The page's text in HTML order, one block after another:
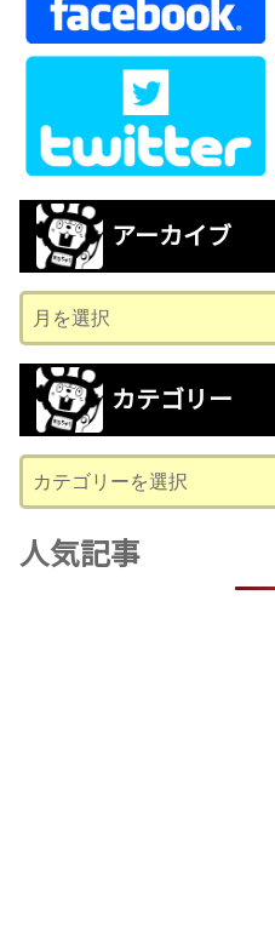
アーカイブ
ー
カ
ブ
カテゴリー
テ
ゴ
リ
人気記事